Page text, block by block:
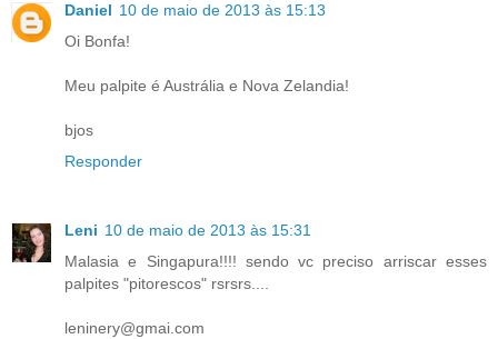
Daniel 10 de maio de 2013 às 15:13
Oi Bonfa!
Meu palpite é Austrália e Nova Zelandia!
bjos
Responder
Leni 10 de maio de 2013 às 15:31
Malasia e Singapura!!!! sendo vc preciso arriscar esses
palpites "pitorescos" rsrsrs....
leninery@gmai.com